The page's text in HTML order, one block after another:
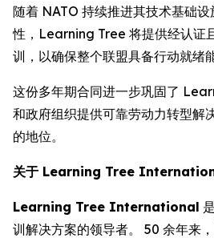
随着 NATO 持续推进其技术基础
性，Learning Tree 将提供经认证
训，以确保整个联盟具备行动就绪能
这份多年期合同进一步巩固了
和政府组织提供可靠劳动力转型解
的地位。
关于 Learning Tree
Learning Tree International
训解决方案的领导者。 50 余年来